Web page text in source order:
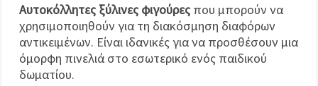
Αυτοκόλλητες ξύλινες φιγούρεςπου μπορούν να
χρησιμοποιηθούν για τη διακόσμηση διαφόρων
αντικειμένων. Είναι ιδανικές για να προσθέσουν μια
όμορφη πινελιά στο εσωτερικό ενός παιδικού
δωματίου.